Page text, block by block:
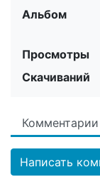
Альбом
Просмотры
Скачиваний
Комментарии
Написать